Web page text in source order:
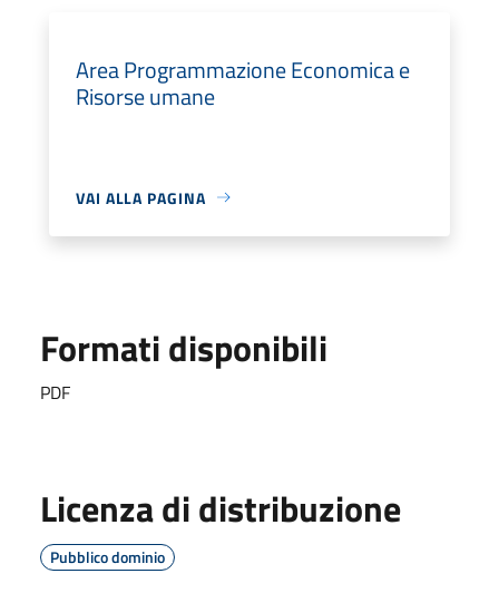
Area Programmazione Economica e
Risorse umane
VAI ALLA PAGINA
Formati disponibili
PDF
Licenza di distribuzione
Pubblico dominio